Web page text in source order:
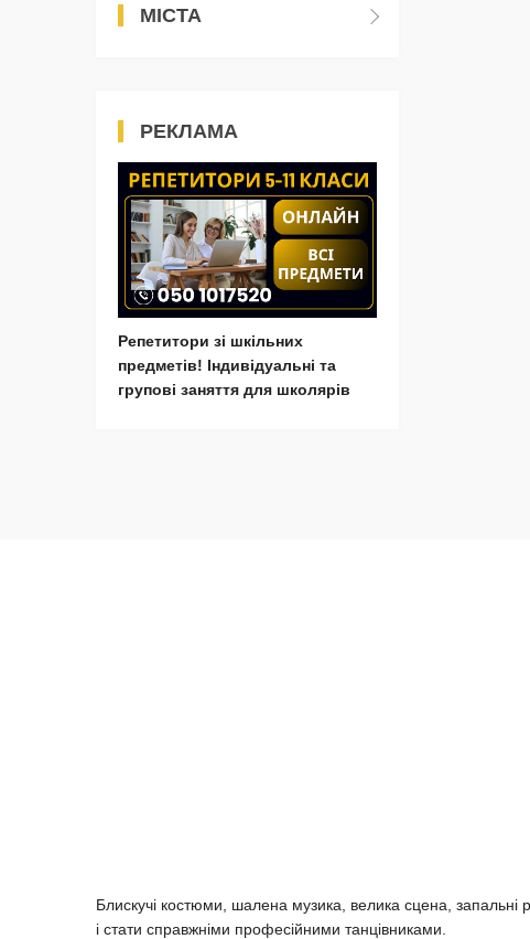
МІСТА
РЕКЛАМА
Репетитори зі шкільних
предметів! Індивідуальні та
групові заняття для школярів
Блискучі костюми, шалена музика, велика сцена, запальні
і стати справжніми професійними танцівниками.